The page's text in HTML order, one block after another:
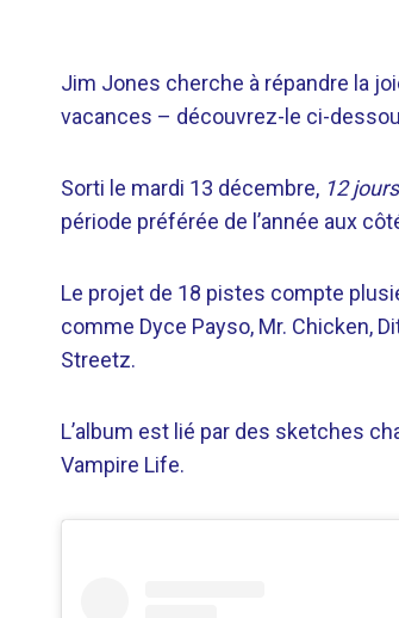
Jim Jones cherche à répandre la
vacances – découvrez-le ci-
Sorti le mardi 13 décembre, 12
période préférée de l’année aux
Le projet de 18 pistes compte
comme Dyce Payso, Mr. Chicken,
Streetz.
L’album est lié par des sketches
Vampire Life.